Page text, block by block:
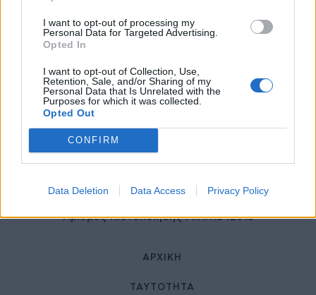
I want to opt-out of processing my
Personal Data for Targeted Advertising.
Opted In
I want to opt-out of Collection, Use,
Retention, Sale, and/or Sharing of my
Personal Data that Is Unrelated with the
Purposes for which it was collected.
Opted Out
CONFIRM
Data Deletion Data Access Privacy Policy
© HealthStories - All rights reserved.
Αριθμός Πιστοποίησης Μ.Η.Τ.242013
ΑΡΧΙΚΉ
ΤΑΥΤΌΤΗΤΑ